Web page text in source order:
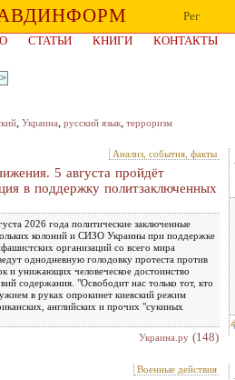
Рег
СТАТЬИ КНИГИ КОНТАКТЫ
, Украина, русский язык, терроризм
Анализ, события, факты
5 августа пройдёт
в поддержку политзаключенных
2026 года политические заключенные
колоний и СИЗО Украины при поддержке
организаций со всего мира
однодневную голодовку протеста против
и унижающих человеческое достоинство
содержания. "Освободит нас только тот, кто
в руках опрокинет киевский режим
английских и прочих "сукиных
Украина.ру (148)
Военные действия